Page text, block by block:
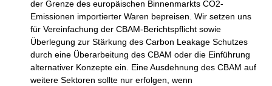
der Grenze des europäischen Binnenmarkts CO2-
Emissionen importierter Waren bepreisen. Wir setzen uns
für Vereinfachung der CBAM-Berichtspflicht sowie
Überlegung zur Stärkung des Carbon Leakage Schutzes
durch eine Überarbeitung des CBAM oder die Einführung
alternativer Konzepte ein. Eine Ausdehnung des CBAM auf
weitere Sektoren sollte nur erfolgen, wenn